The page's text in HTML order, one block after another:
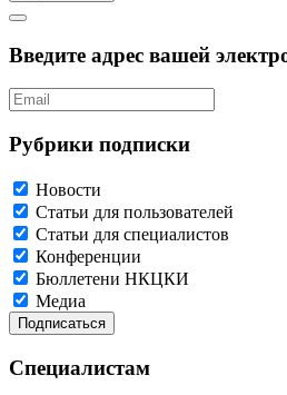
Введите адрес вашей
Рубрики подписки
Новости
Статьи для пользователей
Статьи для специалистов
Конференции
Бюллетени НКЦКИ
Медиа
Специалистам